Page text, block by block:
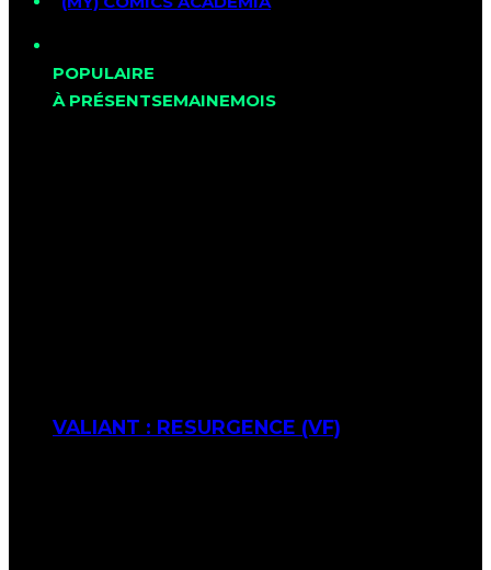
POPULAIRE
À PRÉSENTSEMAINEMOIS
VALIANT : RESURGENCE (VF)